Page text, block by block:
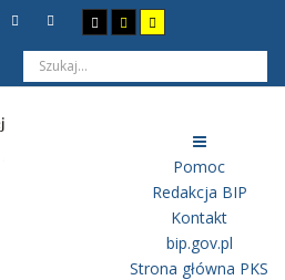
Pomoc
Redakcja BIP
Kontakt
bip.gov.pl
Strona główna PKS